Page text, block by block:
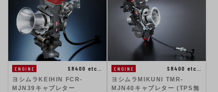
ENGINE
SR400 etc…
ヨシムラKEIHIN FCR-
MJN39キャブレター
ENGINE
SR400 etc…
ヨシムラMIKUNI TMR-
MJN40キャブレター (TPS無